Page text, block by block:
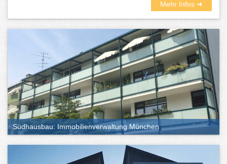
Mehr Infos ➜
Südhausbau: Immobilienverwaltung München